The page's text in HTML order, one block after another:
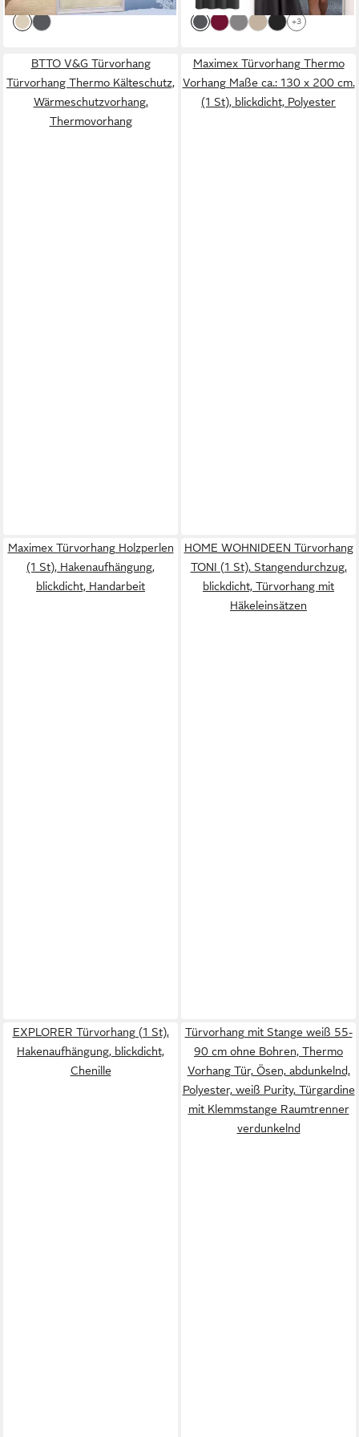
+3
BTTO V&G Türvorhang
Türvorhang Thermo Kälteschutz,
Wärmeschutzvorhang,
Thermovorhang
Maximex Türvorhang Thermo
Vorhang Maße ca.: 130 x 200 cm.
(1 St), blickdicht, Polyester
Maximex Türvorhang Holzperlen
(1 St), Hakenaufhängung,
blickdicht, Handarbeit
HOME WOHNIDEEN Türvorhang
TONI (1 St), Stangendurchzug,
blickdicht, Türvorhang mit
Häkeleinsätzen
EXPLORER Türvorhang (1 St),
Hakenaufhängung, blickdicht,
Chenille
Türvorhang mit Stange weiß 55-
90 cm ohne Bohren, Thermo
Vorhang Tür, Ösen, abdunkelnd,
Polyester, weiß Purity, Türgardine
mit Klemmstange Raumtrenner
verdunkelnd